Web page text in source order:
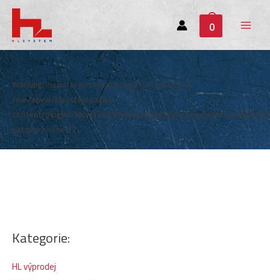
0
Main
Menu
Kategorie:
HL výprodej
Warning: Invalid argument supplied for foreach() in
/var/www/hlsystem.cz/wp-
content/plugins/hlsystem/themes/hlsystem/components/
cat.phpon line12